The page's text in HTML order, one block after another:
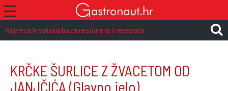
☰
Najveća hrvatska baza restorana i recepata
KRČKE ŠURLICE Z ŽVACETOM OD
JANJČIĆA (Glavno jelo)